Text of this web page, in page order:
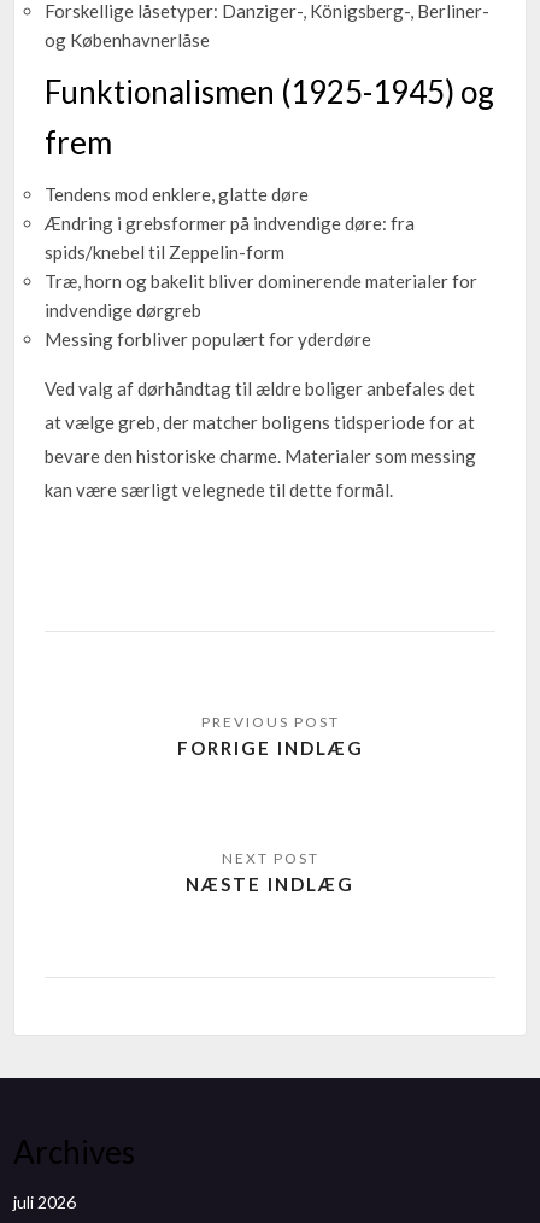
Forskellige låsetyper: Danziger-, Königsberg-, Berliner-
og Københavnerlåse
Funktionalismen (1925-1945) og
frem
Tendens mod enklere, glatte døre
Ændring i grebsformer på indvendige døre: fra
spids/knebel til Zeppelin-form
Træ, horn og bakelit bliver dominerende materialer for
indvendige dørgreb
Messing forbliver populært for yderdøre
Ved valg af dørhåndtag til ældre boliger anbefales det
at vælge greb, der matcher boligens tidsperiode for at
bevare den historiske charme. Materialer som messing
kan være særligt velegnede til dette formål.
FORRIGE INDLÆG
NÆSTE INDLÆG
Archives
juli 2026